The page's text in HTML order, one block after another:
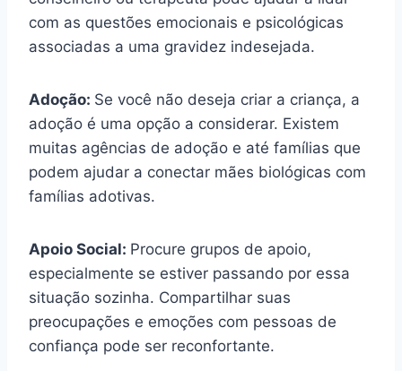
com as questões emocionais e psicológicas
associadas a uma gravidez indesejada.
Adoção: Se você não deseja criar a criança, a
adoção é uma opção a considerar. Existem
muitas agências de adoção e até famílias que
podem ajudar a conectar mães biológicas com
famílias adotivas.
Apoio Social: Procure grupos de apoio,
especialmente se estiver passando por essa
situação sozinha. Compartilhar suas
preocupações e emoções com pessoas de
confiança pode ser reconfortante.